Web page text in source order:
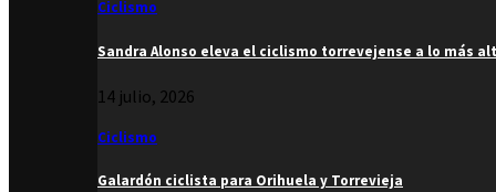
Ciclismo
Sandra Alonso eleva el ciclismo torrevejense a lo más
14 julio, 2026
Ciclismo
Galardón ciclista para Orihuela y Torrevieja